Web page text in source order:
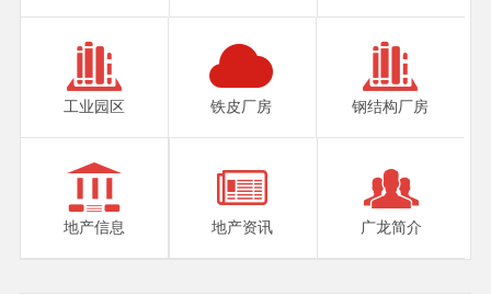
工业园区 铁皮厂房 钢结构厂房
地产信息 地产资讯 广龙简介